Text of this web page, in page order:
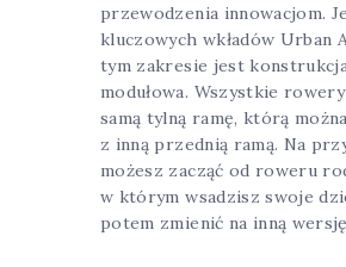
przewodzenia innowacjom.
kluczowych wkładów Urban
tym zakresie jest
modułowa. Wszystkie
samą tylną ramę, którą
z inną przednią ramą. Na
możesz zacząć od roweru
w którym wsadzisz swoje
potem zmienić na inną